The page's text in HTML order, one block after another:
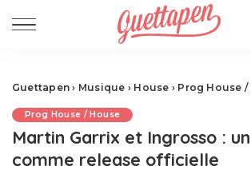
Guettapen › Musique › House › Prog House /
Prog House / House
Martin Garrix et Ingrosso :
comme release officielle